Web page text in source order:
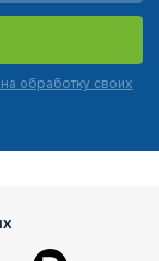
обработку своих